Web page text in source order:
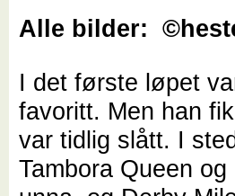
Alle bilder:
I det første løpet
favoritt. Men han
var tidlig slått. I
Tambora Queen